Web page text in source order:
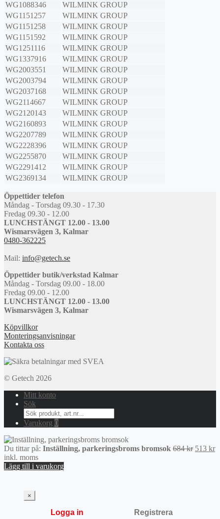
WG1088346
WILMINK GROUP
WG1151257
WILMINK GROUP
WG1151258
WILMINK GROUP
WG1151592
WILMINK GROUP
WG1251116
WILMINK GROUP
WG1337916
WILMINK GROUP
WG2003551
WILMINK GROUP
WG2003794
WILMINK GROUP
WG2037168
WILMINK GROUP
WG2114667
WILMINK GROUP
WG2120143
WILMINK GROUP
WG2160893
WILMINK GROUP
WG2207789
WILMINK GROUP
WG2228396
WILMINK GROUP
WG2255870
WILMINK GROUP
WG2291412
WILMINK GROUP
WG2369134
WILMINK GROUP
Öppettider telefon
Måndag - Torsdag 09.30 - 17.30
Fredag 09.30 - 12.00
LUNCHSTÄNGT 12.00 - 13.00
Wismarsvägen 3, Kalmar
0480-362225
Mail: info@getech.se
Öppettider butik/verkstad Kalmar
Måndag - Torsdag 09.00 - 18.00
Fredag 09.00 - 12.00
LUNCHSTÄNGT 12.00 - 13.00
Wismarsvägen 3, Kalmar
Köpvillkor
Monteringsanvisningar
Kontakta oss
© Getech 2026
Mitt konto
Sök
Search
for:
Varukorg 0
Du tittar på: Inställning, parkeringsbroms bromsok 684kr Det
513 kr
inkl. moms
Lägg till i varukorg
×
Logga in Registrera